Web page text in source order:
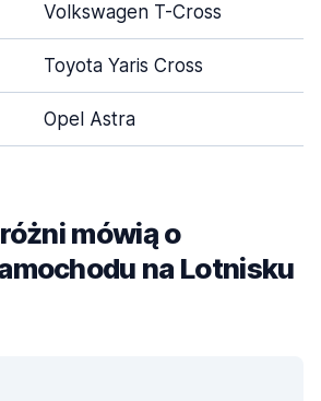
Volkswagen T-Cross
Toyota Yaris Cross
Opel Astra
mówią o
na Lotnisku